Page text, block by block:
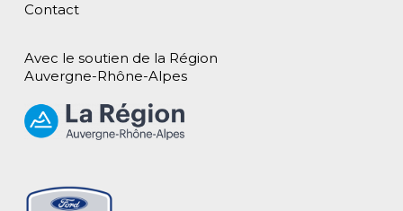
Contact
Avec le soutien de la Région
Auvergne-Rhône-Alpes